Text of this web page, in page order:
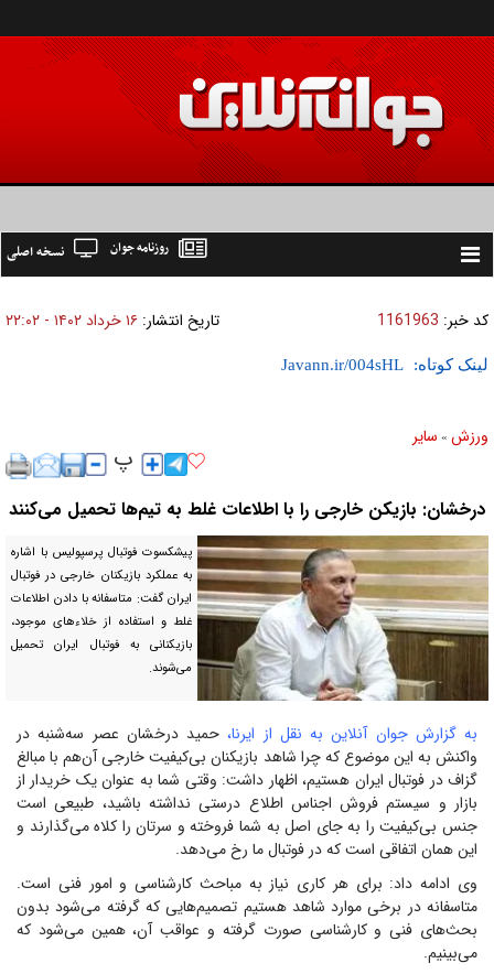
Toggle
نسخه اصلی روزنامه جوان
کد خبر: 1161963 تاریخ انتشار: ۱۶ خرداد ۱۴۰۲ - ۲۲:۰۲
لینک کوتاه:
ورزش » ساير
درخشان: بازیکن خارجی را با اطلاعات غلط به تیم‌ها تحمیل می‌کنند
پیشکسوت فوتبال پرسپولیس با اشاره
به عملکرد بازیکنان خارجی در فوتبال
ایران گفت: متاسفانه با دادن اطلاعات
غلط و استفاده از خلاء‌های موجود،
بازیکنانی به فوتبال ایران تحمیل
می‌شوند.
به گزارش جوان آنلاین به نقل از ایرنا،حمید درخشان عصر سه‌شنبه در
واکنش به این موضوع که چرا شاهد بازیکنان بی‌کیفیت خارجی آن‌هم با مبالغ
گزاف در فوتبال ایران هستیم، اظهار داشت: وقتی شما به عنوان یک خریدار از
بازار و سیستم فروش اجناس اطلاع درستی نداشته باشید، طبیعی است
جنس بی‌کیفیت را به جای اصل به شما فروخته و سرتان را کلاه می‌گذارند و
این همان اتفاقی است که در فوتبال ما رخ می‌دهد.
وی ادامه داد: برای هر کاری نیاز به مباحث کارشناسی و امور فنی است.
متاسفانه در برخی موارد شاهد هستیم تصمیم‌هایی که گرفته می‌شود بدون
بحث‌های فنی و کارشناسی صورت گرفته و عواقب آن، همین می‌شود که
می‌بینیم.